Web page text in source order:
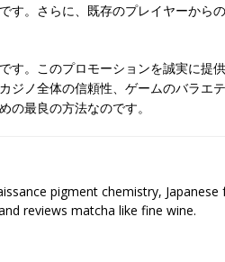
す。さらに、既存のプレイヤーから
。このプロモーションを誠実に提
ジノ全体の信頼性、ゲームのバラエ
最良の方法なのです。
pigment chemistry,
reviews matcha like fine wine.